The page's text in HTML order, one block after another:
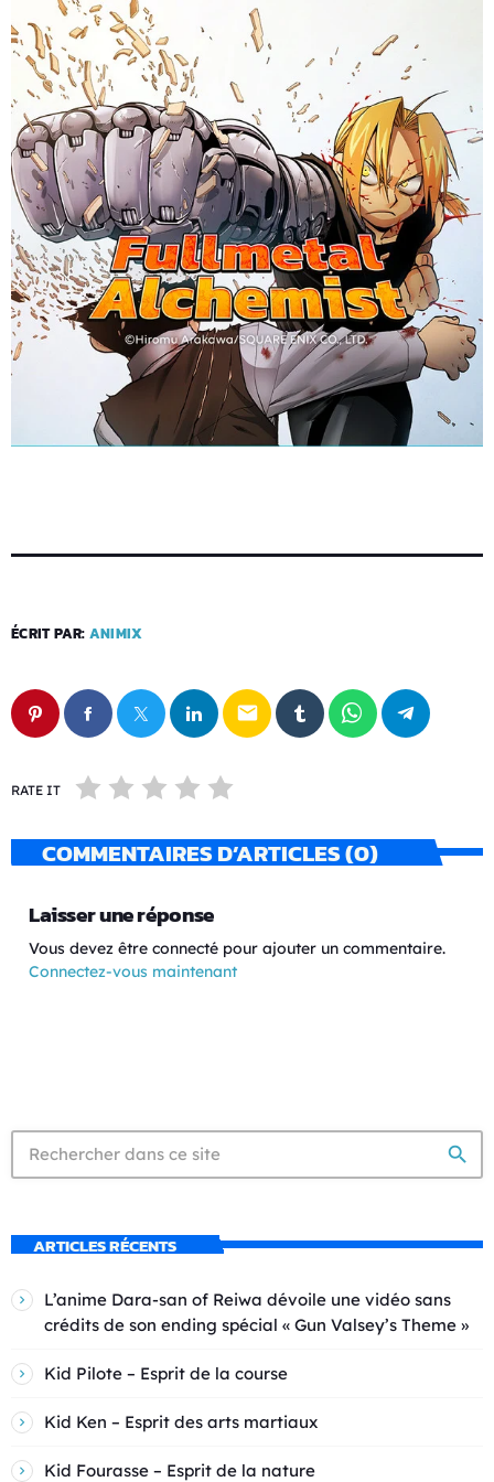
ÉCRIT PAR: ANIMIX
email
RATE IT
COMMENTAIRES D’ARTICLES (0)
Laisser une réponse
Vous devez être connecté pour ajouter un commentaire.
Connectez-vous maintenant
search
ARTICLES RÉCENTS
L’anime Dara-san of Reiwa dévoile une vidéo sans
crédits de son ending spécial « Gun Valsey’s Theme »
Kid Pilote – Esprit de la course
Kid Ken – Esprit des arts martiaux
Kid Fourasse – Esprit de la nature